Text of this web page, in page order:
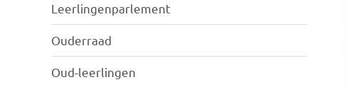
Leerlingenparlement
Ouderraad
Oud-leerlingen